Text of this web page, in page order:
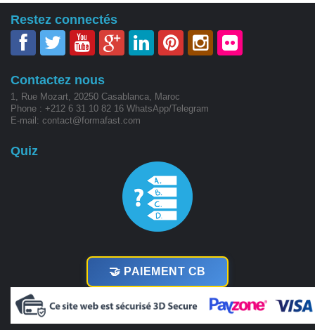
Restez connectés
Contactez nous
1, Rue Mozart, 20250 Casablanca, Maroc
Phone : +212 6 31 10 82 16 WhatsApp/Telegram
E-mail: contact@formafast.com
Quiz
🤝 PAIEMENT CB